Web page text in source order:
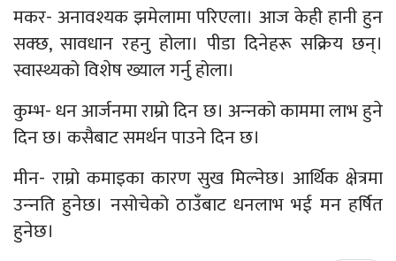
मकर- अनावश्यक झमेलामा परिएला। आज केही हानी हुन
सक्छ, सावधान रहनु होला। पीडा दिनेहरू सक्रिय छन्।
स्वास्थ्यको विशेष ख्याल गर्नु होला।
कुम्भ- धन आर्जनमा राम्रो दिन छ। अन्‍नको काममा लाभ हुने
दिन छ। कसैबाट समर्थन पाउने दिन छ।
मीन- राम्रो कमाइका कारण सुख मिल्नेछ। आर्थिक क्षेत्रमा
उन्‍नति हुनेछ। नसोचेको ठाउँबाट धनलाभ भई मन हर्षित
हुनेछ।